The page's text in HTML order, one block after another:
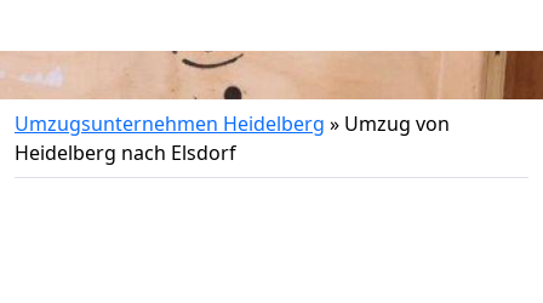
Umzugsunternehmen Heidelberg » Umzug von
Heidelberg nach Elsdorf